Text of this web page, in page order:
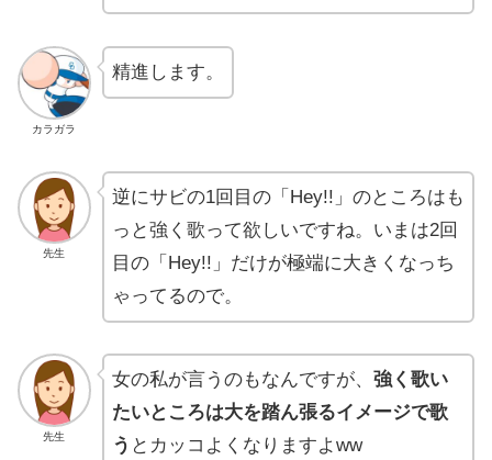
カラガラ
精進します。
先生
逆にサビの1回目の「Hey!!」のところはも
っと強く歌って欲しいですね。いまは2回
目の「Hey!!」だけが極端に大きくなっち
ゃってるので。
先生
女の私が言うのもなんですが、 強く歌い
たいところは大を踏ん張るイメージで歌
う とカッコよくなりますよww